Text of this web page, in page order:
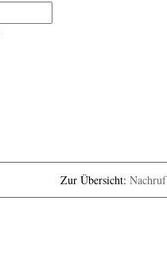
Zur Übersicht: Nachruf